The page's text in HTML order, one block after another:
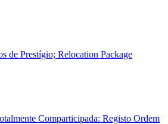
de Prestígio; Relocation Package
Comparticipada: Registo Ordem